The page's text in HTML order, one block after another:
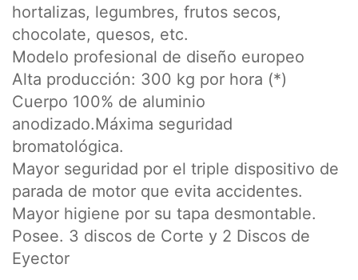
hortalizas, legumbres, frutos secos,
chocolate, quesos, etc.
Modelo profesional de diseño europeo
Alta producción: 300 kg por hora (*)
Cuerpo 100% de aluminio
anodizado.Máxima seguridad
bromatológica.
Mayor seguridad por el triple dispositivo de
parada de motor que evita accidentes.
Mayor higiene por su tapa desmontable.
Posee. 3 discos de Corte y 2 Discos de
Eyector